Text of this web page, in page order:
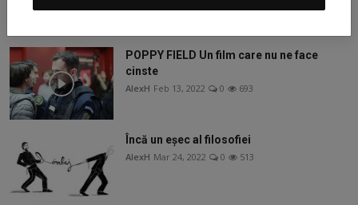
POPPY FIELD Un film care nu ne face
cinste
AlexH Feb 13, 2022 0 693
Încă un eșec al filosofiei
AlexH Mar 24, 2022 0 513